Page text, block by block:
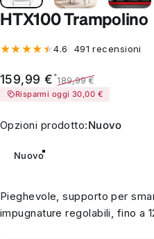
HTX100 Trampolino
4.6 491 recensioni
Prezzo scontato
159,99 € *
Prezzo di listino
189,99 €
Risparmi oggi 30,00 €
Opzioni prodotto
Opzioni prodotto:Nuovo
Nuovo
Pieghevole, supporto per
impugnature regolabili, fino a